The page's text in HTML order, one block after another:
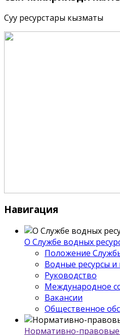
Суу ресурстары кызматы
Навигация
О Службе водных
Положение
Водные ресурсы и
Руководство
Международное
Вакансии
Общественное
Нормативно-